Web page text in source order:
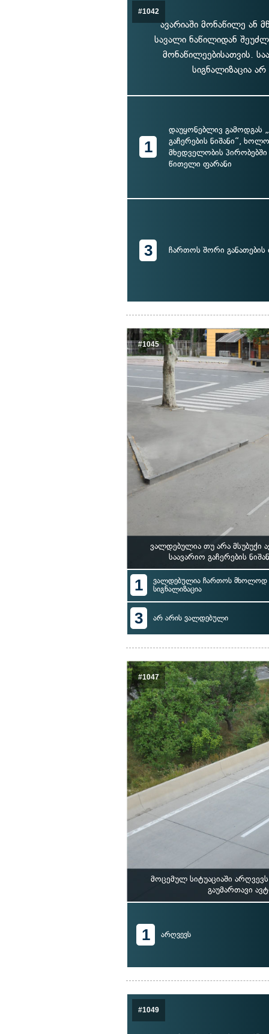
#1042
ავარიაში მონაწილე ან
სავალი ნაწილიდან
მონაწილეებისათვის.
სიგნალიზაცია
1
დაუყონებლივ გამოდგას
გაჩერების ნიშანი“,
მხედველობის პირობებში
წითელი ფარანი
3 ჩართოს შორი განათების
#1045
ვალდებულია თუ არა მსუბუქი
საავარიო გაჩერების
1
ვალდებულია ჩართოს მხოლოდ
სიგნალიზაცია
3 არ არის ვალდებული
#1047
მოცემულ სიტუაციაში
გაუმართავი
1 არღვევს
#1049